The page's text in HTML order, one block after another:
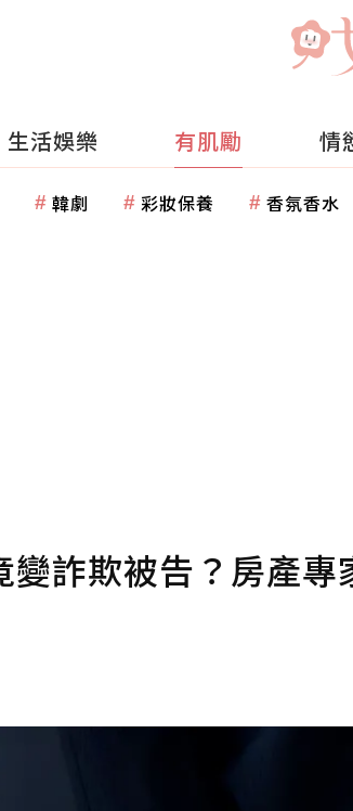
生活娛樂 有肌勵 情
韓劇 彩妝保養 香氛香水
詐欺被告？房產